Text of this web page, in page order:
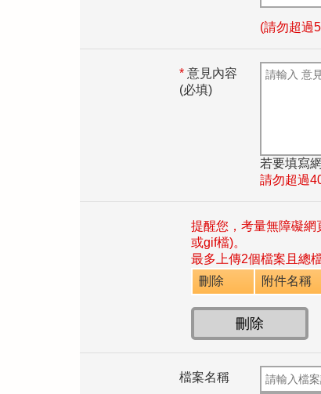
(請勿超過
*意見內容
(必填)
若要填寫
請勿超過
提醒您，考量無障礙網
或gif檔)。
最多上傳2個檔案且總
刪除
附件名稱
刪除
檔案名稱